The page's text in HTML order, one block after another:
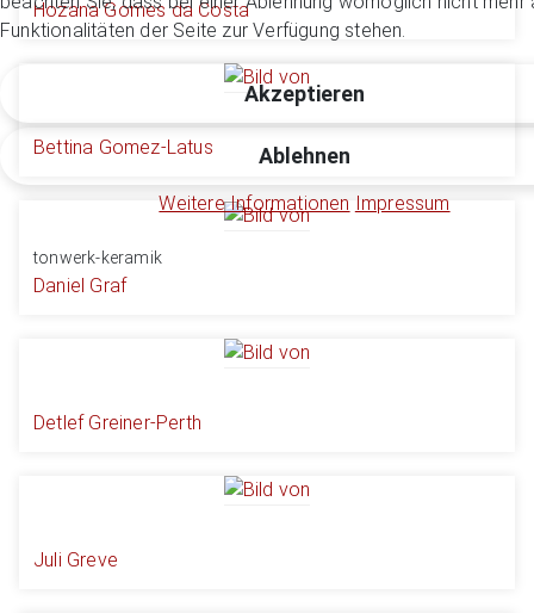
Hozana Gomes da Costa
Bettina Gomez-Latus
tonwerk-keramik
Daniel Graf
Detlef Greiner-Perth
Juli Greve
Funktionalitäten der Seite zur Verfügung stehen.
Akzeptieren
Ablehnen
Weitere Informationen Impressum